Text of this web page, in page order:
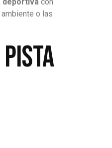
o las